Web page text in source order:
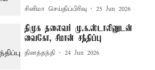
சினிமா செய்திப்பிரிவு 25 Jun 2026
திமுக தலைவர் மு.க.ஸ்டாலினுடன்
வைகோ, சீமான் சந்திப்பு
தினத்தந்தி 24 Jun 2026